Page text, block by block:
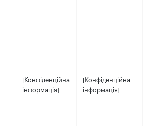
[Конфіденційна
інформація]
[Конфіденційна
інформація]